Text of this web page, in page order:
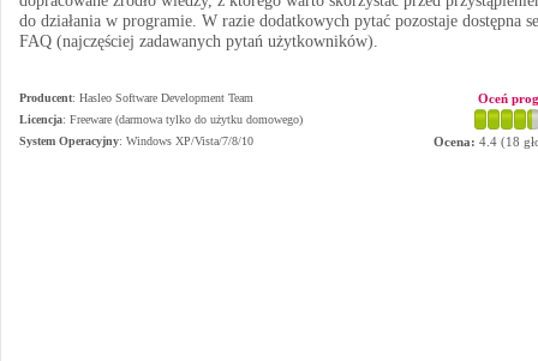
do działania w programie. W razie dodatkowych pytać pozostaje dostępna
FAQ (najczęściej zadawanych pytań użytkowników).
Producent: Hasleo Software Development Team
Licencja: Freeware (darmowa tylko do użytku domowego)
System Operacyjny: Windows XP/Vista/7/8/10
Oceń
Ocena: 4.4 (18